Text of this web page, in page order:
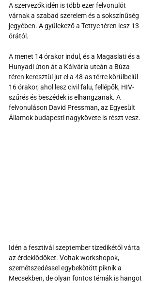
A szervezők idén is több ezer felvonulót
várnak a szabad szerelem és a sokszínűség
jegyében. A gyülekező a Tettye téren lesz 13
órától.
A menet 14 órakor indul, és a Magaslati és a
Hunyadi úton át a Kálvária utcán a Búza
téren keresztül jut el a 48-as térre körülbelül
16 órakor, ahol lesz civil falu, fellépők, HIV-
szűrés és beszédek is elhangzanak. A
felvonuláson David Pressman, az Egyesült
Államok budapesti nagykövete is részt vesz.
Idén a fesztivál szeptember tizedikétől várta
az érdeklődőket. Voltak workshopok,
szemétszedéssel egybekötött piknik a
Mecsekben, de olyan fontos témák is hangot